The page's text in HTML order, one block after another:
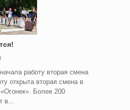
работу вторая смена
открыта вторая смена в
Более 200
в...